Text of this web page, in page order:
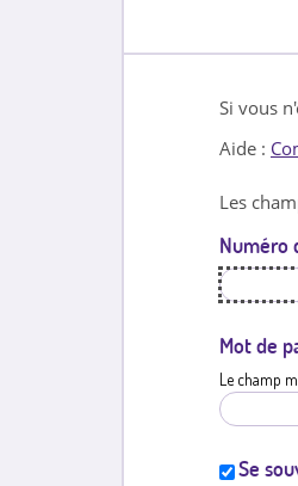
Si vous
Aide :
Les
Numéro
Mot de
Le champ
Se